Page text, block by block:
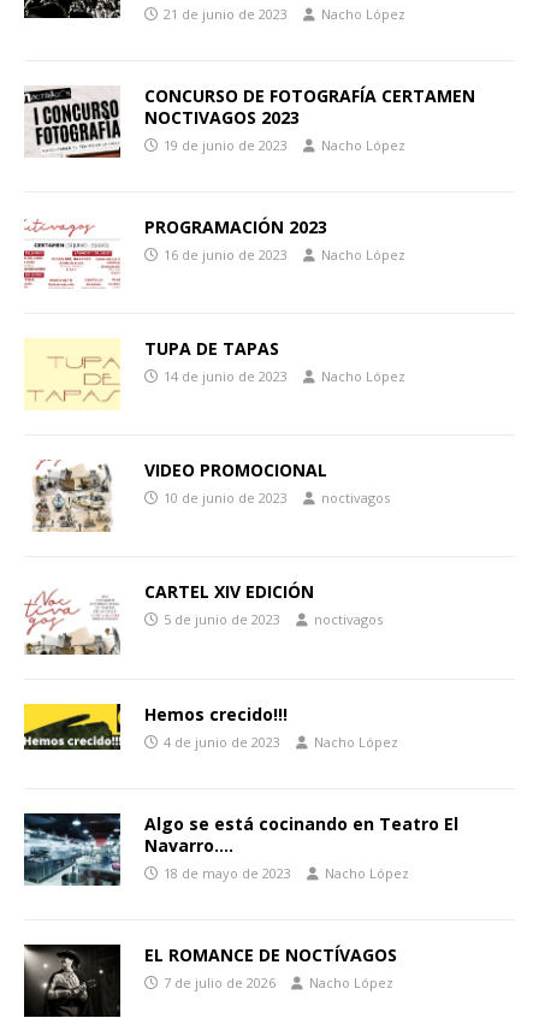
21 de junio de 2023 Nacho López
CONCURSO DE FOTOGRAFÍA CERTAMEN
NOCTIVAGOS 2023
19 de junio de 2023 Nacho López
PROGRAMACIÓN 2023
16 de junio de 2023 Nacho López
TUPA DE TAPAS
14 de junio de 2023 Nacho López
VIDEO PROMOCIONAL
10 de junio de 2023 noctivagos
CARTEL XIV EDICIÓN
5 de junio de 2023 noctivagos
Hemos crecido!!!
4 de junio de 2023 Nacho López
Algo se está cocinando en Teatro El
Navarro….
18 de mayo de 2023 Nacho López
EL ROMANCE DE NOCTÍVAGOS
7 de julio de 2026 Nacho López